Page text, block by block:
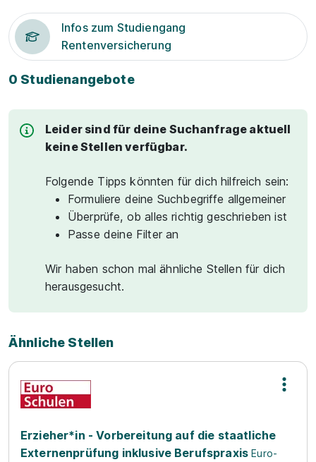
Infos zum Studiengang
Rentenversicherung
0 Studienangebote
Leider sind für deine Suchanfrage aktuell
keine Stellen verfügbar.
Folgende Tipps könnten für dich hilfreich sein:
Formuliere deine Suchbegriffe allgemeiner
Überprüfe, ob alles richtig geschrieben ist
Passe deine Filter an
Wir haben schon mal ähnliche Stellen für dich
herausgesucht.
Ähnliche Stellen
Erzieher*in - Vorbereitung auf die staatliche
Externenprüfung inklusive Berufspraxis Euro-